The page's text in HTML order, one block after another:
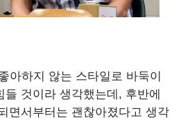
아하지 않는 스타일로 바둑이
것이라 생각했는데, 후반에
면서부터는 괜찮아졌다고 생각